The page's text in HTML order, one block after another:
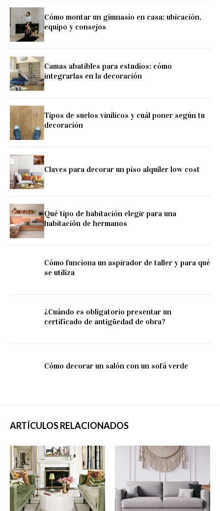
Cómo montar un gimnasio en casa: ubicación,
equipo y consejos
Camas abatibles para estudios: cómo
integrarlas en la decoración
Tipos de suelos vinílicos y cuál poner según tu
decoración
Claves para decorar un piso alquiler low cost
Qué tipo de habitación elegir para una
habitación de hermanos
Cómo funciona un aspirador de taller y para qué
se utiliza
¿Cuándo es obligatorio presentar un
certificado de antigüedad de obra?
Cómo decorar un salón con un sofá verde
ARTÍCULOS RELACIONADOS